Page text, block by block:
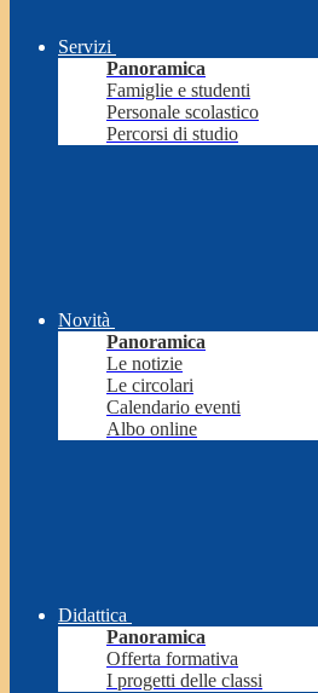
Servizi
Panoramica
Famiglie e studenti
Personale scolastico
Percorsi di studio
Novità
Panoramica
Le notizie
Le circolari
Calendario eventi
Albo online
Didattica
Panoramica
Offerta formativa
I progetti delle classi